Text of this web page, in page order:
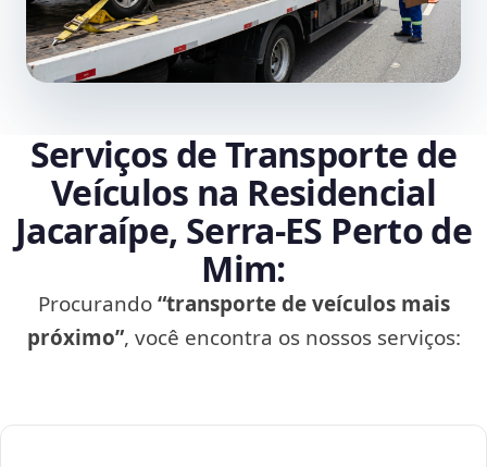
Serviços de Transporte de
Veículos na Residencial
Jacaraípe, Serra‑ES Perto de
Mim:
Procurando“transporte de veículos mais
próximo”, você encontra os nossos serviços: